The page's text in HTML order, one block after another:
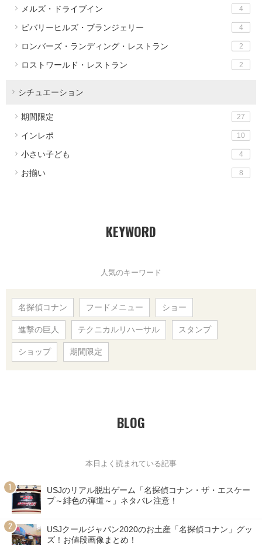
メルズ・ドライブイン 4
ビバリーヒルズ・ブランジェリー 4
ロンバーズ・ランディング・レストラン 2
ロストワールド・レストラン 2
シチュエーション
期間限定 27
インレポ 10
小さい子ども 4
お揃い 8
KEYWORD
人気のキーワード
名探偵コナン フードメニュー ショー
進撃の巨人 テクニカルリハーサル スタンプ
ショップ 期間限定
BLOG
本日よく読まれている記事
USJのリアル脱出ゲーム「名探偵コナン・ザ・エスケー
プ～緋色の弾道～」ネタバレ注意！
USJクールジャパン2020のお土産「名探偵コナン」グッ
ズ！お値段画像まとめ！